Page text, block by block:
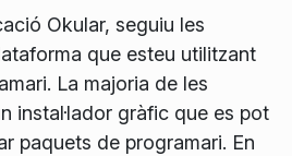
Okular, seguiu les
que esteu utilitzant
La majoria de les
instal·lador gràfic que es pot
paquets de programari. En